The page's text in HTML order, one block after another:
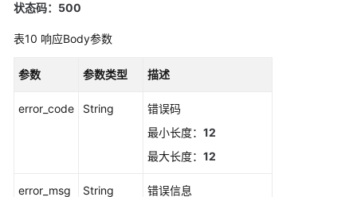
配
管
权
状态码：500
表10 响应Body参数
参数 参数类型 描述
error_code String
错误码
最小长度： 12
最大长度： 12
error_msg String
错误信息